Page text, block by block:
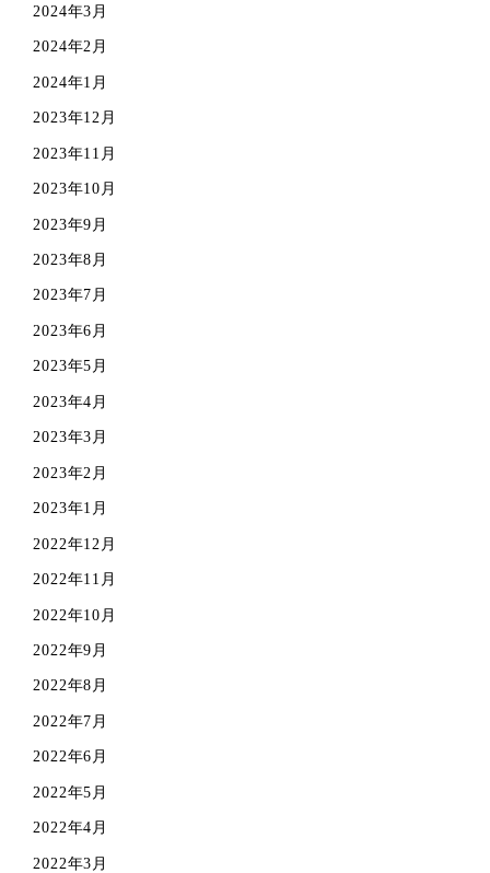
2024年3月
2024年2月
2024年1月
2023年12月
2023年11月
2023年10月
2023年9月
2023年8月
2023年7月
2023年6月
2023年5月
2023年4月
2023年3月
2023年2月
2023年1月
2022年12月
2022年11月
2022年10月
2022年9月
2022年8月
2022年7月
2022年6月
2022年5月
2022年4月
2022年3月